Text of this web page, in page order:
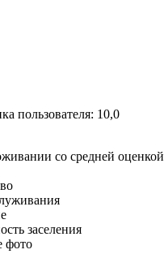
пользователя: 10,0
со средней оценкой
заселения
фото